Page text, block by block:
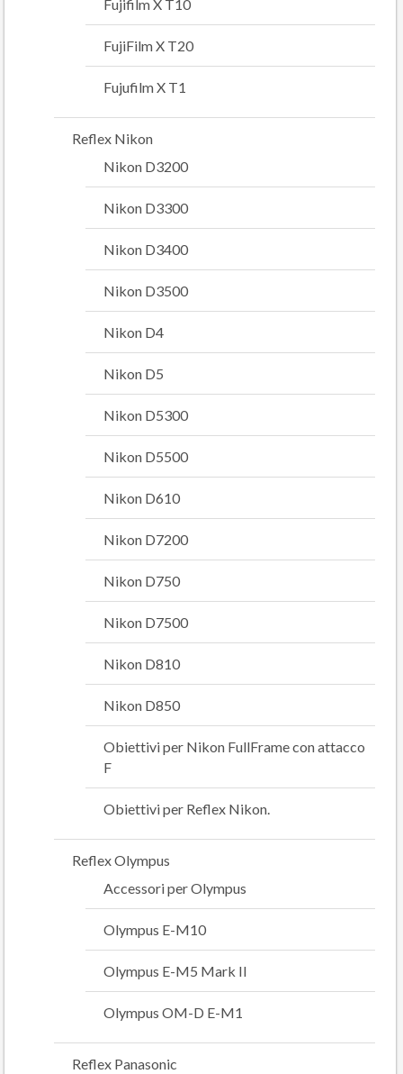
Fujifilm X T10
FujiFilm X T20
Fujufilm X T1
Reflex Nikon
Nikon D3200
Nikon D3300
Nikon D3400
Nikon D3500
Nikon D4
Nikon D5
Nikon D5300
Nikon D5500
Nikon D610
Nikon D7200
Nikon D750
Nikon D7500
Nikon D810
Nikon D850
Obiettivi per Nikon FullFrame con attacco
F
Obiettivi per Reflex Nikon.
Reflex Olympus
Accessori per Olympus
Olympus E-M10
Olympus E-M5 Mark II
Olympus OM-D E-M1
Reflex Panasonic